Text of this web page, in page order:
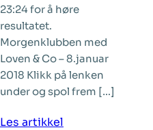
23:24 for å høre
resultatet.
Morgenklubben med
Loven & Co – 8.januar
2018 Klikk på lenken
under og spol frem […]
Les artikkel